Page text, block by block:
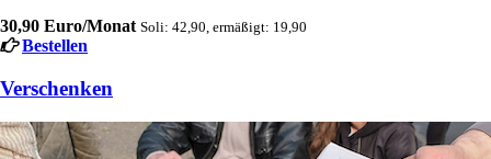
30,90 Euro/Monat Soli: 42,90, ermäßigt: 19,90
Bestellen
Verschenken